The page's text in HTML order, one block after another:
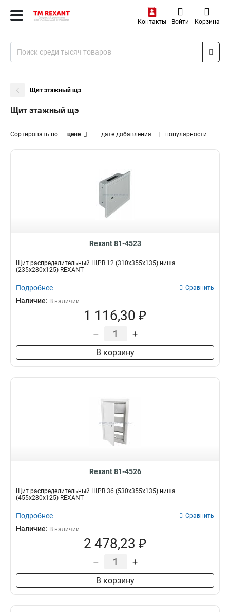
Контакты Войти Корзина
Щит этажный щэ
Щит этажный щэ
Сортировать по: цене дате добавления популярности
Rexant 81-4523
Щит распределительный ЩРВ 12 (310х355х135) ниша
(235х280х125) REXANT
Подробнее Сравнить
Наличие: В наличии
1 116,30 ₽
– +
В корзину
Rexant 81-4526
Щит распределительный ЩРВ 36 (530х355х135) ниша
(455х280х125) REXANT
Подробнее Сравнить
Наличие: В наличии
2 478,23 ₽
– +
В корзину